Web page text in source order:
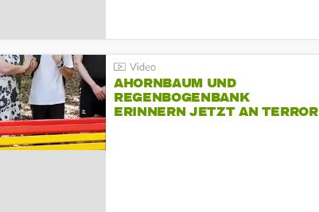
AHORNBAUM UND
REGENBOGENBANK
ERINNERN JETZT AN TERROR